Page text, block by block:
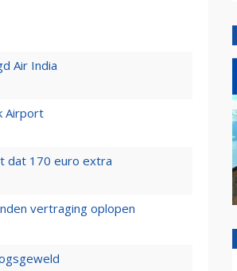
Air India
Airport
dat 170 euro extra
vertraging oplopen